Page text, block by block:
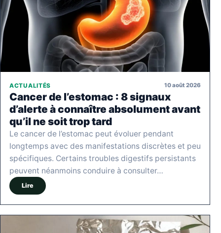
ACTUALITÉS 10 août 2026
Cancer de l’estomac : 8 signaux
d’alerte à connaître absolument avant
qu’il ne soit trop tard
Le cancer de l’estomac peut évoluer pendant
longtemps avec des manifestations discrètes et peu
spécifiques. Certains troubles digestifs persistants
peuvent néanmoins conduire à consulter…
Lire